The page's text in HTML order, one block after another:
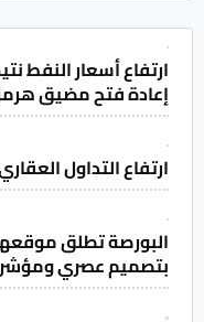
ارتفاع أسعار النفط
إعادة فتح مضيق
ارتفاع التداول العقاري في
البورصة تطلق موقعها
بتصميم عصري